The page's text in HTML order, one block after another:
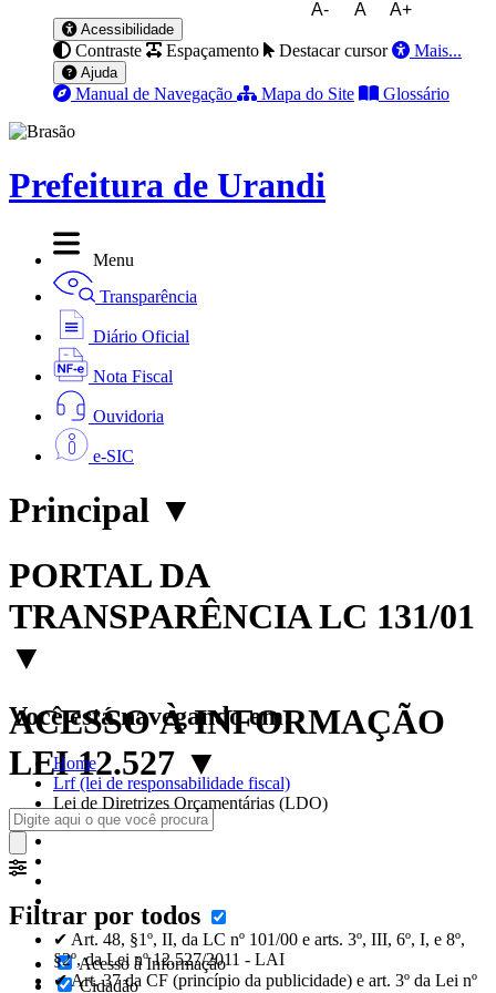
A- A A+
Acessibilidade
Contraste Espaçamento Destacar cursor Mais...
Ajuda
Manual de Navegação Mapa do Site Glossário
Prefeitura de Urandi
Menu
Transparência
Diário Oficial
Nota Fiscal
Ouvidoria
e-SIC
Principal ▼
PORTAL DA
TRANSPARÊNCIA LC 131/01
▼
ACESSO À INFORMAÇÃO
LEI 12.527 ▼
Filtrar por todos
Acesso à Informação
Cidadão
Você está navegando em:
Home
Lrf (lei de responsabilidade fiscal)
Lei de Diretrizes Orçamentárias (LDO)
✔ Art. 48, §1º, II, da LC nº 101/00 e arts. 3º, III, 6º, I, e 8º,
§2º, da Lei nº 12.527/2011 - LAI
✔ Art. 37 da CF (princípio da publicidade) e art. 3º da Lei nº